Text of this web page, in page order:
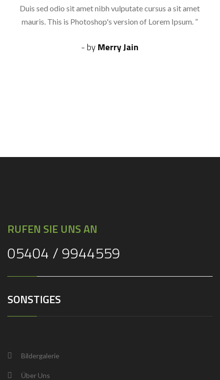
Duis sed odio sit amet nibh vulputate cursus a sit amet
mauris. This is Photoshop's version of Lorem Ipsum. ”
- by Merry Jain
RUFEN SIE UNS AN
05404 / 9944559
SONSTIGES
Bildergalerie
Über Uns